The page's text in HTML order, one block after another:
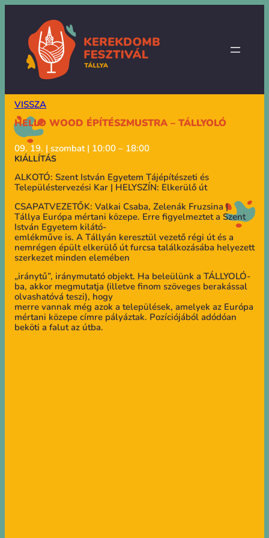
VISSZA
HELLO WOOD ÉPÍTÉSZMUSTRA – TÁLLYOLÓ
09. 19. | szombat | 10:00 – 18:00
KIÁLLÍTÁS
ALKOTÓ: Szent István Egyetem Tájépítészeti és
Településtervezési Kar | HELYSZÍN: Elkerülő út
CSAPATVEZETŐK: Valkai Csaba, Zelenák Fruzsina |
Tállya Európa mértani közepe. Erre figyelmeztet a Szent
István Egyetem kilátó-
emlékműve is. A Tállyán keresztül vezető régi út és a
nemrégen épült elkerülő út furcsa találkozásába helyezett
szerkezet minden elemében
„iránytű”, iránymutató objekt. Ha beleülünk a TÁLLYOLÓ-
ba, akkor megmutatja (illetve finom szöveges berakással
olvashatóvá teszi), hogy
merre vannak még azok a települések, amelyek az Európa
mértani közepe címre pályáztak. Pozíciójából adódóan
beköti a falut az útba.